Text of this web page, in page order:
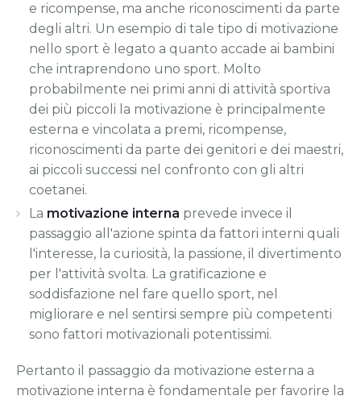
e ricompense, ma anche riconoscimenti da parte
degli altri. Un esempio di tale tipo di motivazione
nello sport è legato a quanto accade ai bambini
che intraprendono uno sport. Molto
probabilmente nei primi anni di attività sportiva
dei più piccoli la motivazione è principalmente
esterna e vincolata a premi, ricompense,
riconoscimenti da parte dei genitori e dei maestri,
ai piccoli successi nel confronto con gli altri
coetanei.
La motivazione interna prevede invece il
passaggio all'azione spinta da fattori interni quali
l'interesse, la curiosità, la passione, il divertimento
per l'attività svolta. La gratificazione e
soddisfazione nel fare quello sport, nel
migliorare e nel sentirsi sempre più competenti
sono fattori motivazionali potentissimi.
Pertanto il passaggio da motivazione esterna a
motivazione interna è fondamentale per favorire la